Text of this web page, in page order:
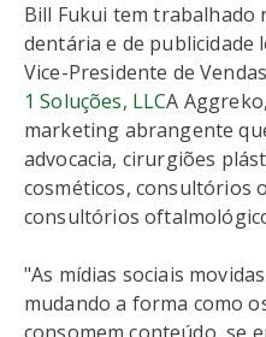
Bill Fukui tem trabalhado
dentária e de publicidade
Vice-Presidente de
1 Soluções, LLCA
marketing abrangente
advocacia, cirurgiões
cosméticos, consultórios
consultórios
"As mídias sociais
mudando a forma como